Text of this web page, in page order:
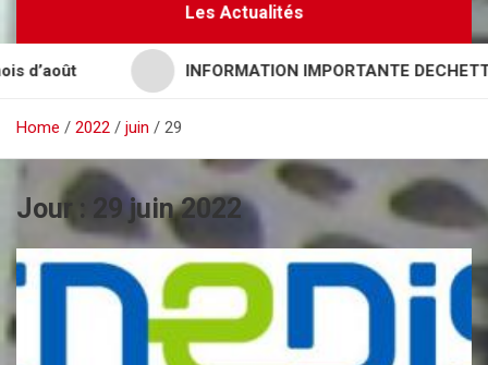
Les Actualités
INFORMATION IMPORTANTE
Home 2022 juin 29
Jour : 29 juin 2022